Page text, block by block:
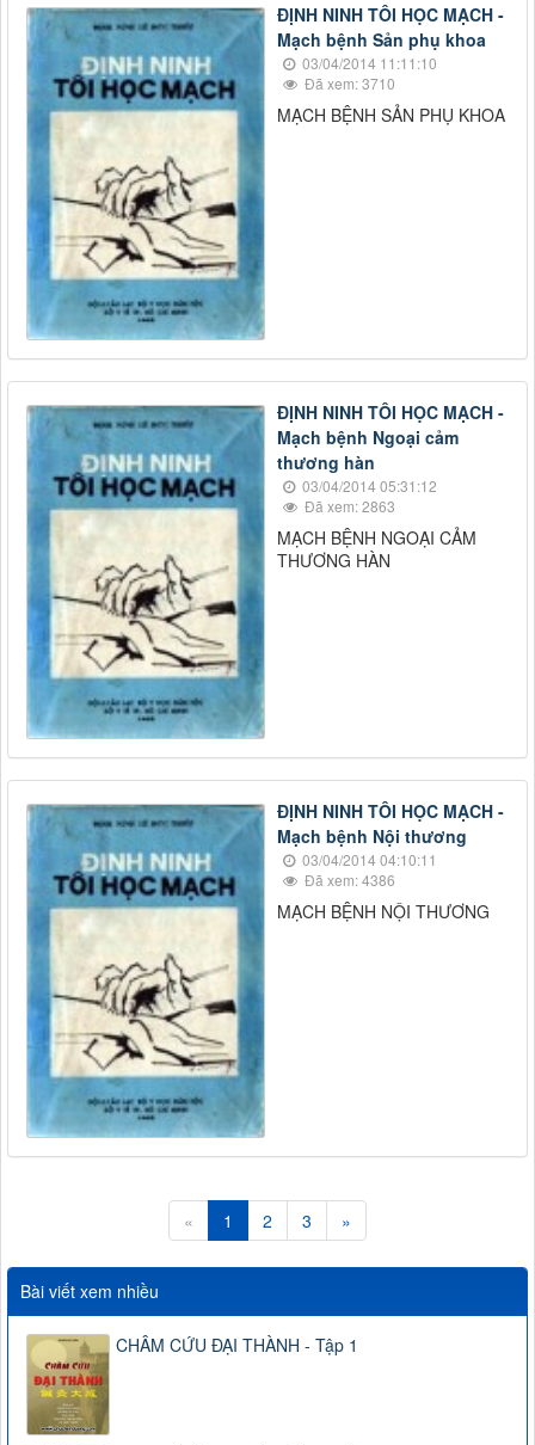
ĐỊNH NINH TÔI HỌC MẠCH -
Mạch bệnh Sản phụ khoa
03/04/2014 11:11:10
Đã xem: 3710
MẠCH BỆNH SẢN PHỤ KHOA
ĐỊNH NINH TÔI HỌC MẠCH -
Mạch bệnh Ngoại cảm
thương hàn
03/04/2014 05:31:12
Đã xem: 2863
MẠCH BỆNH NGOẠI CẢM
THƯƠNG HÀN
ĐỊNH NINH TÔI HỌC MẠCH -
Mạch bệnh Nội thương
03/04/2014 04:10:11
Đã xem: 4386
MẠCH BỆNH NỘI THƯƠNG
« 1 2 3 »
Bài viết xem nhiều
CHÂM CỨU ĐẠI THÀNH - Tập 1